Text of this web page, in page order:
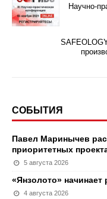
Научно-
СОБЫТИЯ
Павел Маринычев
приоритетных
5 августа 2026
«Янзолото» начинает
4 августа 2026